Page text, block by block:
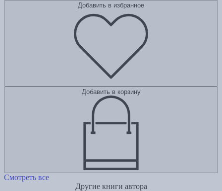
Добавить в избранное
Добавить в корзину
Смотреть все
Другие книги автора